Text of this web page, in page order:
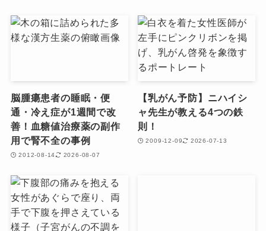
脳腫瘍患者の睡眠・便
通・冷え症が1週間で改
善！血糖値治療薬の副作
用で腎不全の事例
2012-08-14 2026-08-07
【乳がん予防】ニハイシ
ャ先生が教える4つの鉄
則！
2009-12-09 2026-07-13